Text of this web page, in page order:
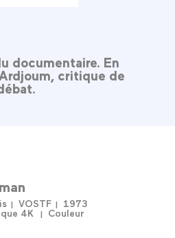
documentaire. En
critique de
VOSTF
1973
4K Couleur